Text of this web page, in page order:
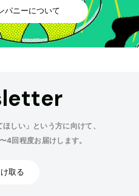
パニーについて
しい」という方に向けて、
4回程度お届けします。
取る